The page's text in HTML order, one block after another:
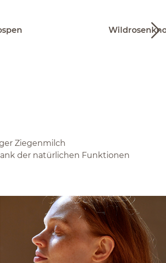
Ziegenmilch
der natürlichen Funktionen